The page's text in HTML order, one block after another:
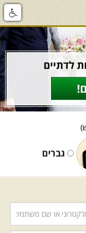
לדתיים
גברים